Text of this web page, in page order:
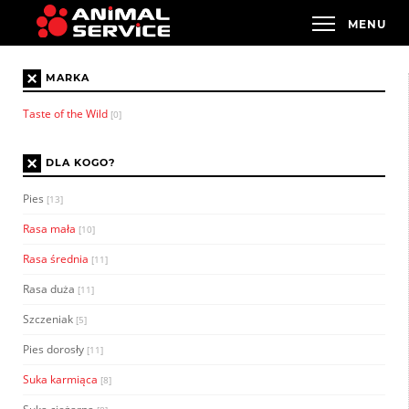
× MARKA
Taste of the Wild [0]
× DLA KOGO?
Pies [13]
Rasa mała [10]
Rasa średnia [11]
Rasa duża [11]
Szczeniak [5]
Pies dorosły [11]
Suka karmiąca [8]